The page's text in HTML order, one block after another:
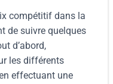
compétitif dans la
de suivre quelques
d’abord,
les différents
effectuant une